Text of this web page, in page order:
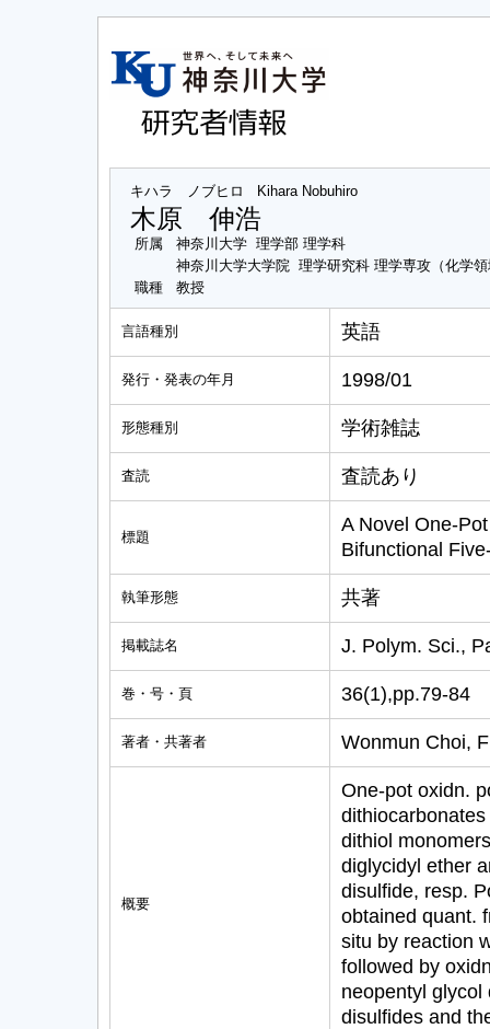
キハラ ノブヒロ Kihara Nobuhiro
木原 伸浩
所属
神奈川大学 理学部 理学科
神奈川大学大学院 理学研究科 理学専攻（化学
職種
教授
言語種別 英語
発行・発表の年月 1998/01
形態種別 学術雑誌
査読 査読あり
標題
A Novel One-
Bifunctional
執筆形態 共著
掲載誌名 J. Polym. Sci.,
巻・号・頁 36(1),pp.79-84
著者・共著者 Wonmun Choi,
概要
One-pot oxidn.
dithiol
diglycidyl ether
disulfide, resp.
obtained quant.
situ by reaction
followed by
neopentyl glycol
disulfides and